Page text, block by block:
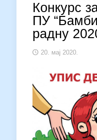
Конкурс
ПУ
радну
20. мај 2020.